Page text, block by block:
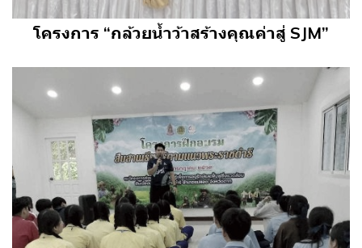
โครงการ “กล้วยน้ำว้าสร้างคุณค่าสู่ SJM”